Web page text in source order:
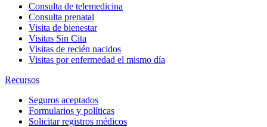
Consulta de telemedicina
Consulta prenatal
Visita de bienestar
Visitas Sin Cita
Visitas de recién nacidos
Visitas por enfermedad el mismo día
Recursos
Seguros aceptados
Formularios y políticas
Solicitar registros médicos